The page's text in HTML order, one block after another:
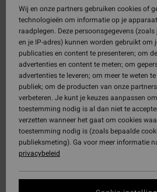
Wij en onze partners gebruiken cookies of
technologieën om informatie op je
raadplegen. Deze persoonsgegevens
en je IP-adres) kunnen worden gebruikt om
publicaties en content te presenteren; om
advertenties en content te meten; om
advertenties te leveren; om meer te weten
publiek; om de producten van onze
verbeteren. Je kunt je keuzes aanpassen
toestemming nodig is al dan niet te
verzetten wanneer het gaat om cookies
toestemming nodig is (zoals bepaalde
publieksmeting). Ga voor meer informatie
privacybeleid